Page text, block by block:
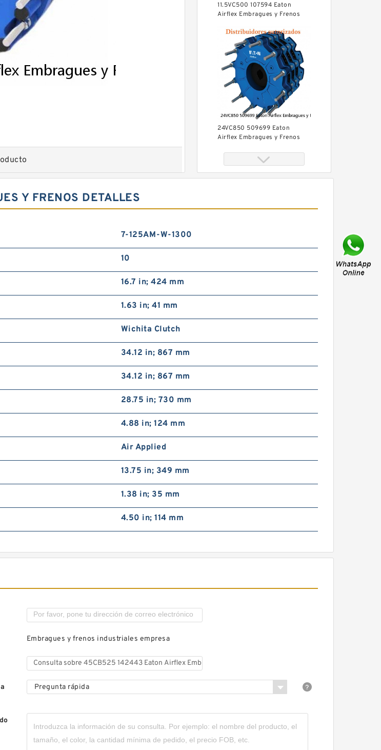
11.5VC500 107594 Eaton
Airflex Embragues y Frenos
24VC850 509699 Eaton
Airflex Embragues y Frenos
60VC1600 509711 Eaton
Airflex Embragues y Frenos
22CB500 105505 Eaton
Y FRENOS DETALLES
7-125AM-W-1300
10
16.7 in; 424 mm
1.63 in; 41 mm
Wichita Clutch
34.12 in; 867 mm
34.12 in; 867 mm
28.75 in; 730 mm
4.88 in; 124 mm
Air Applied
13.75 in; 349 mm
1.38 in; 35 mm
4.50 in; 114 mm
Embragues y frenos industriales empresa
Pregunta rápida